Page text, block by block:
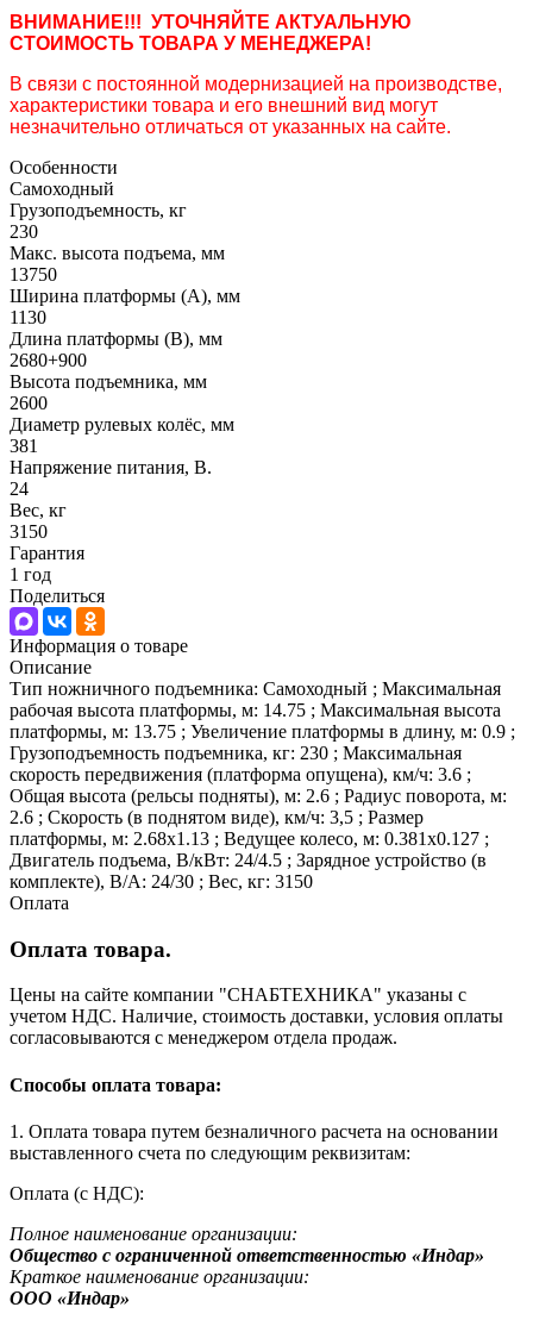
ВНИМАНИЕ!!! УТОЧНЯЙТЕ АКТУАЛЬНУЮ
СТОИМОСТЬ ТОВАРА У МЕНЕДЖЕРА!
В связи с постоянной модернизацией на производстве,
характеристики товара и его внешний вид могут
незначительно отличаться от указанных на сайте.
Особенности
Самоходный
Грузоподъемность, кг
230
Макс. высота подъема, мм
13750
Ширина платформы (А), мм
1130
Длина платформы (В), мм
2680+900
Высота подъемника, мм
2600
Диаметр рулевых колёс, мм
381
Напряжение питания, В.
24
Вес, кг
3150
Гарантия
1 год
Поделиться
Информация о товаре
Описание
Тип ножничного подъемника: Самоходный ; Максимальная
рабочая высота платформы, м: 14.75 ; Максимальная высота
платформы, м: 13.75 ; Увеличение платформы в длину, м: 0.9 ;
Грузоподъемность подъемника, кг: 230 ; Максимальная
скорость передвижения (платформа опущена), км/ч: 3.6 ;
Общая высота (рельсы подняты), м: 2.6 ; Радиус поворота, м:
2.6 ; Скорость (в поднятом виде), км/ч: 3,5 ; Размер
платформы, м: 2.68х1.13 ; Ведущее колесо, м: 0.381х0.127 ;
Двигатель подъема, В/кВт: 24/4.5 ; Зарядное устройство (в
комплекте), В/А: 24/30 ; Вес, кг: 3150
Оплата
Оплата товара.
Цены на сайте компании "СНАБТЕХНИКА" указаны с
учетом НДС. Наличие, стоимость доставки, условия оплаты
согласовываются с менеджером отдела продаж.
Способы оплата товара:
1. Оплата товара путем безналичного расчета на основании
выставленного счета по следующим реквизитам:
Оплата (с НДС):
Полное наименование организации:
Общество с ограниченной ответственностью «Индар»
Краткое наименование организации:
ООО «Индар»